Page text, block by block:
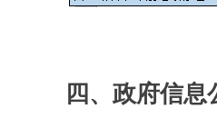
四、政府信